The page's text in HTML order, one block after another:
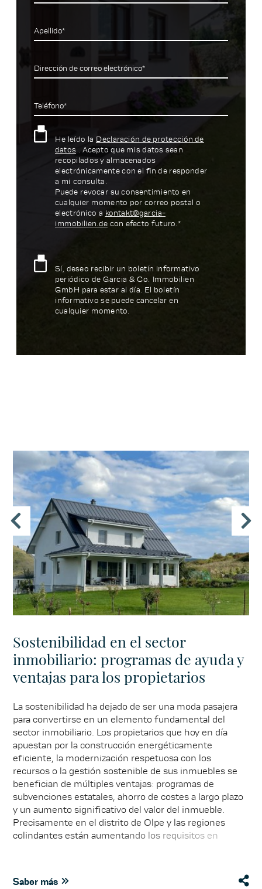
Apellido*
Dirección de correo electrónico*
Teléfono*
He leído la Declaración de protección de
datos . Acepto que mis datos sean
recopilados y almacenados
electrónicamente con el fin de responder
a mi consulta.
Puede revocar su consentimiento en
cualquier momento por correo postal o
electrónico a kontakt@garcia-
immobilien.de con efecto futuro.*
Sí, deseo recibir un boletín informativo
periódico de Garcia & Co. Immobilien
GmbH para estar al día. El boletín
informativo se puede cancelar en
cualquier momento.
Sostenibilidad en el sector
inmobiliario: programas de ayuda y
ventajas para los propietarios
La sostenibilidad ha dejado de ser una moda pasajera
para convertirse en un elemento fundamental del
sector inmobiliario. Los propietarios que hoy en día
apuestan por la construcción energéticamente
eficiente, la modernización respetuosa con los
recursos o la gestión sostenible de sus inmuebles se
benefician de múltiples ventajas: programas de
subvenciones estatales, ahorro de costes a largo plazo
y un aumento significativo del valor del inmueble.
Precisamente en el distrito de Olpe y las regiones
colindantes están aumentando los requisitos en
energética, subvenciones para instalaciones
Saber más